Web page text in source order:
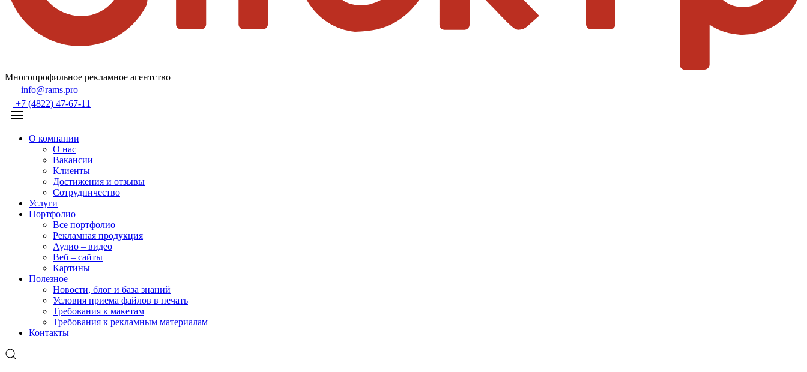
Многопрофильное рекламное агентство
info@rams.pro
+7 (4822) 47-67-11
О компании
О нас
Вакансии
Клиенты
Достижения и отзывы
Сотрудничество
Услуги
Портфолио
Все портфолио
Рекламная продукция
Аудио – видео
Веб – сайты
Картины
Полезное
Новости, блог и база знаний
Условия приема файлов в печать
Требования к макетам
Требования к рекламным материалам
Контакты